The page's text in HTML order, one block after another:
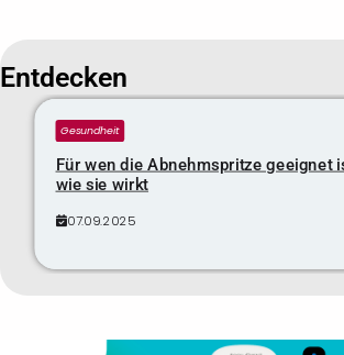
Entdecken
Gesundheit
Für wen die Abnehmspritze geeignet
wie sie wirkt
07.09.2025